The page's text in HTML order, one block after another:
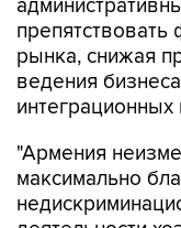
рынка, снижая
ведения
интеграционных
"Армения
деятельности
ЕАЭС. Мы